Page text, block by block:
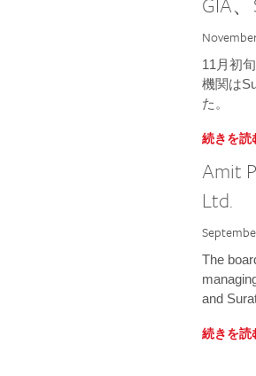
11月初
機関は
た。
続きを読
Amit
Ltd.
The
and
続きを読